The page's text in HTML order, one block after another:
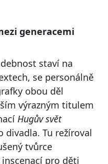
generacemi
staví na
se personálně
obou děl
výrazným titulem
Hugův svět
divadla. Tu režíroval
tvůrce
pro děti